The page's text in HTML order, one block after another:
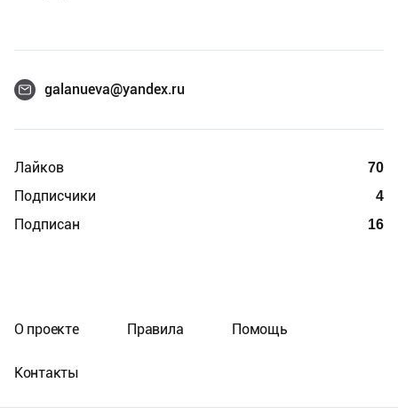
Лайков
70
Подписчики
4
Подписан
16
galanueva@yandex.ru
О проекте Правила Помощь
Контакты